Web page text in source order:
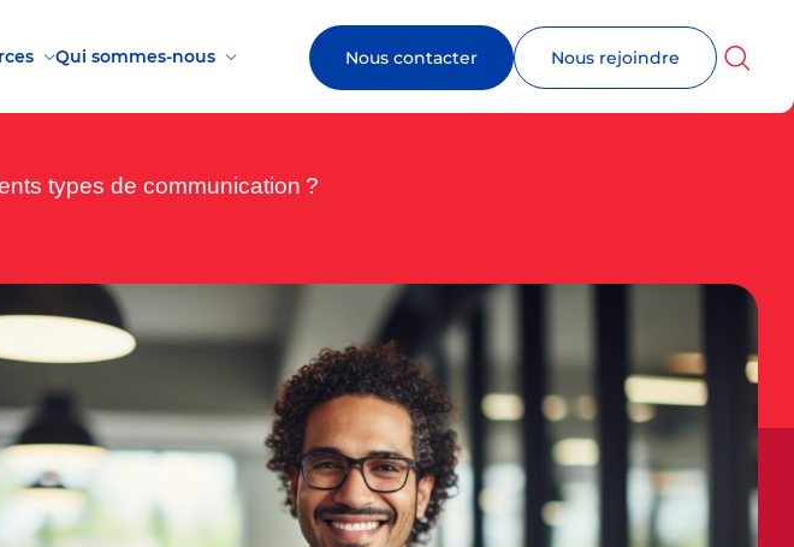
Qui sommes-nous Nous contacter Nous rejoindre
types de communication ?